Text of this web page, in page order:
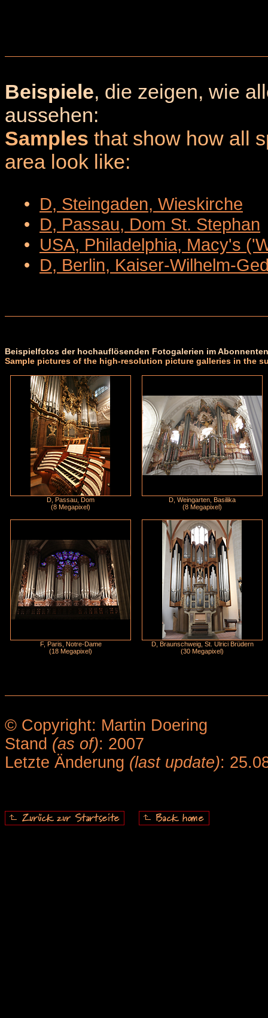
Beispiele, die zeigen, wie
aussehen:
Samples that show how all
area look like:
• D, Steingaden, Wieskirche
• D, Passau, Dom St. Stephan
• USA, Philadelphia, Macy's
• D, Berlin, Kaiser-Wilhelm-
Beispielfotos der hochauflösenden Fotogalerien im
Sample pictures of the high-resolution picture galleries in the
D, Passau, Dom
(8 Megapixel)
D, Weingarten, Basilika
(8 Megapixel)
F, Paris, Notre-Dame
(18 Megapixel)
D, Braunschweig, St. Ulrici Brüdern
(30 Megapixel)
© Copyright: Martin Doering
Stand (as of): 2007
Letzte Änderung (last update):